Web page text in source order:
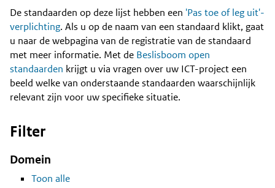
Content
De standaarden op deze lijst hebben een 'Pas toe of leg uit'-
verplichting. Als u op de naam van een standaard klikt, gaat
u naar de webpagina van de registratie van de standaard
met meer informatie. Met de Beslisboom open
standaarden krijgt u via vragen over uw ICT-project een
beeld welke van onderstaande standaarden waarschijnlijk
relevant zijn voor uw specifieke situatie.
Filter
Domein
Toon alle